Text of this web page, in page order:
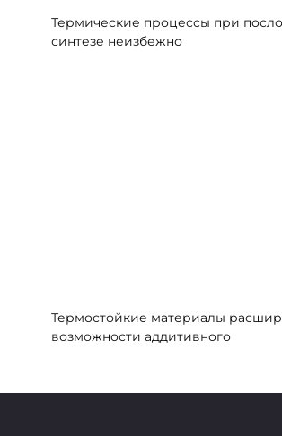
Термические процессы при
синтезе неизбежно
Термостойкие материалы
возможности аддитивного